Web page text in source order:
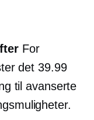
For
det 39.99
til avanserte